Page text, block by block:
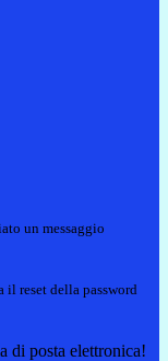
un messaggio
il reset della password
di posta elettronica!